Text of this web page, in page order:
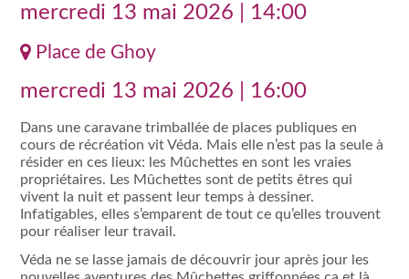
mercredi 13 mai 2026 | 14:00
Place de Ghoy
mercredi 13 mai 2026 | 16:00
Dans une caravane trimballée de places publiques en
cours de récréation vit Véda. Mais elle n’est pas la seule à
résider en ces lieux: les Mûchettes en sont les vraies
propriétaires. Les Mûchettes sont de petits êtres qui
vivent la nuit et passent leur temps à dessiner.
Infatigables, elles s’emparent de tout ce qu’elles trouvent
pour réaliser leur travail.
Véda ne se lasse jamais de découvrir jour après jour les